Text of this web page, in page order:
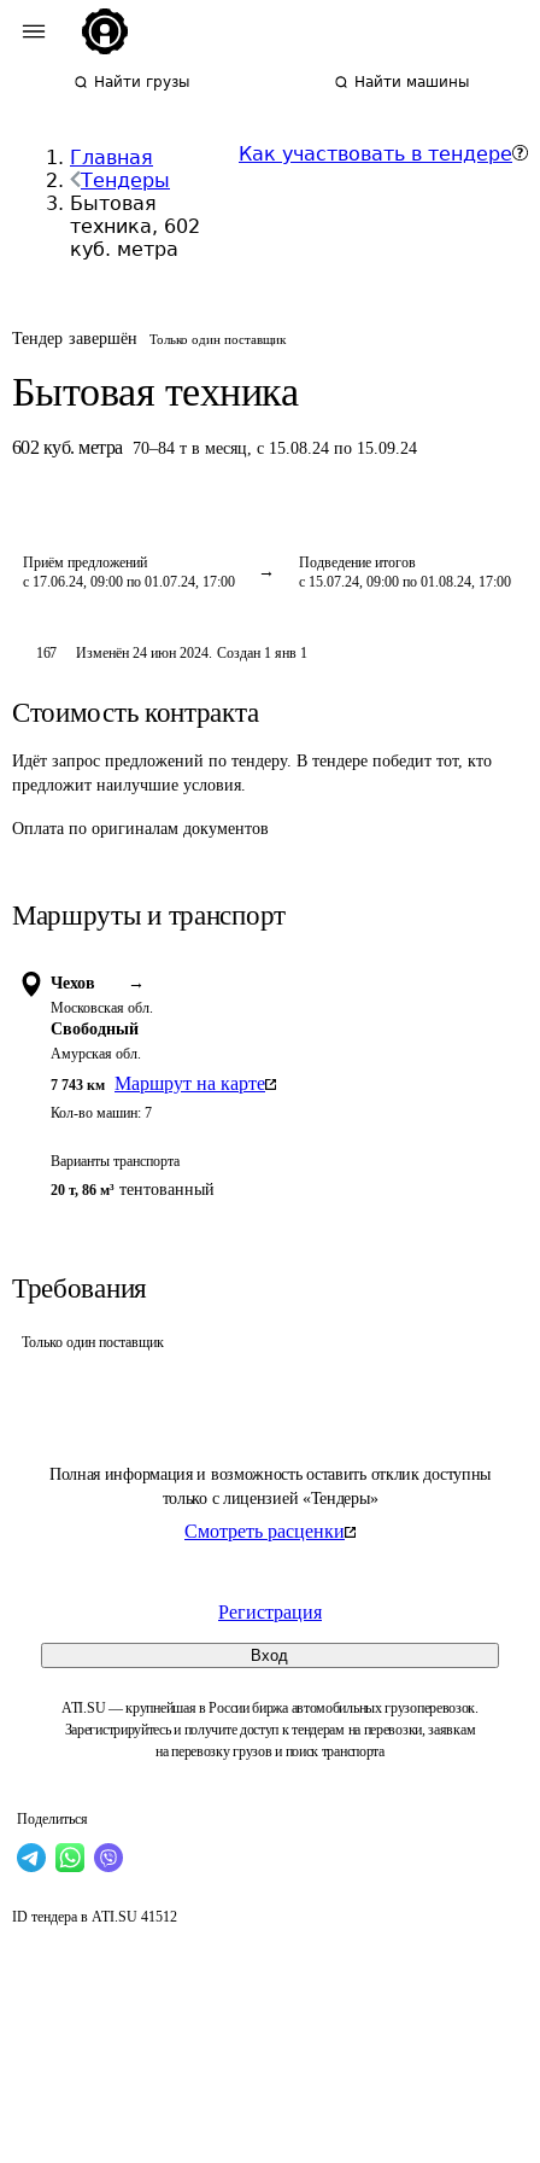
Найти грузы Найти машины
Главная
Тендеры
Бытовая
техника, 602
куб. метра
Как участвовать в тендере
Тендер завершён Только один поставщик
Бытовая техника
602 куб. метра 70–84 т в месяц, с 15.08.24 по 15.09.24
Приём предложений
с 17.06.24, 09:00 по 01.07.24, 17:00
Подведение итогов
с 15.07.24, 09:00 по 01.08.24, 17:00
Полная информация и возможность оставить отклик доступны
только с лицензией «Тендеры»
Смотреть расценки
Регистрация
Вход
ATI.SU — крупнейшая в России биржа автомобильных грузоперевозок.
Зарегистрируйтесь и получите доступ к тендерам на перевозки, заявкам
на перевозку грузов и поиск транспорта
Поделиться
167 Изменён24 июн 2024. Создан 1 янв 1
Стоимость контракта
Идёт запрос предложений по тендеру. В тендере победит тот, кто
предложит наилучшие условия.
Оплата по оригиналам документов
Маршруты и транспорт
Чехов →
Московская обл.
Свободный
Амурская обл.
7 743 км Маршрут на карте
Кол-во машин: 7
Варианты транспорта
20 т, 86 м³ тентованный
Требования
Только один поставщик
ID тендера в ATI.SU 41512